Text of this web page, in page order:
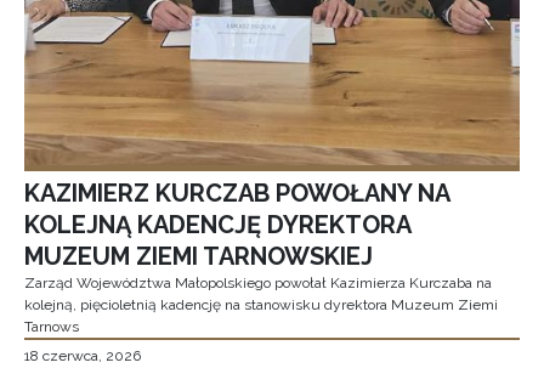
KAZIMIERZ KURCZAB POWOŁANY NA
KOLEJNĄ KADENCJĘ DYREKTORA
MUZEUM ZIEMI TARNOWSKIEJ
Zarząd Województwa Małopolskiego powołał Kazimierza Kurczaba na
kolejną, pięcioletnią kadencję na stanowisku dyrektora Muzeum Ziemi
Tarnows
18 czerwca, 2026